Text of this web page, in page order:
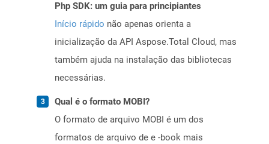
Php SDK: um guia para principiantes
Início rápido não apenas orienta a
inicialização da API Aspose.Total Cloud, mas
também ajuda na instalação das bibliotecas
necessárias.
Qual é o formato MOBI?
O formato de arquivo MOBI é um dos
formatos de arquivo de e -book mais